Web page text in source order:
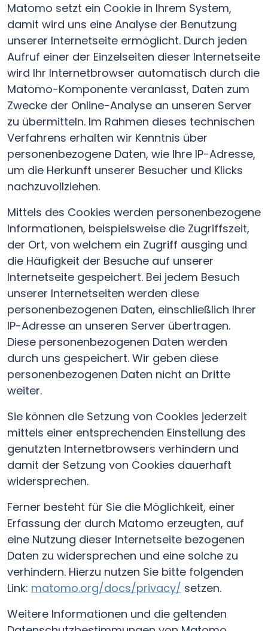
Matomo setzt ein Cookie in Ihrem System,
damit wird uns eine Analyse der Benutzung
unserer Internetseite ermöglicht. Durch jeden
Aufruf einer der Einzelseiten dieser Internetseite
wird Ihr Internetbrowser automatisch durch die
Matomo-Komponente veranlasst, Daten zum
Zwecke der Online-Analyse an unseren Server
zu übermitteln. Im Rahmen dieses technischen
Verfahrens erhalten wir Kenntnis über
personenbezogene Daten, wie Ihre IP-Adresse,
um die Herkunft unserer Besucher und Klicks
nachzuvollziehen.
Mittels des Cookies werden personenbezogene
Informationen, beispielsweise die Zugriffszeit,
der Ort, von welchem ein Zugriff ausging und
die Häufigkeit der Besuche auf unserer
Internetseite gespeichert. Bei jedem Besuch
unserer Internetseiten werden diese
personenbezogenen Daten, einschließlich Ihrer
IP-Adresse an unseren Server übertragen.
Diese personenbezogenen Daten werden
durch uns gespeichert. Wir geben diese
personenbezogenen Daten nicht an Dritte
weiter.
Sie können die Setzung von Cookies jederzeit
mittels einer entsprechenden Einstellung des
genutzten Internetbrowsers verhindern und
damit der Setzung von Cookies dauerhaft
widersprechen.
Ferner besteht für Sie die Möglichkeit, einer
Erfassung der durch Matomo erzeugten, auf
eine Nutzung dieser Internetseite bezogenen
Daten zu widersprechen und eine solche zu
verhindern. Hierzu nutzen Sie bitte folgenden
Link: matomo.org/docs/privacy/ setzen.
Weitere Informationen und die geltenden